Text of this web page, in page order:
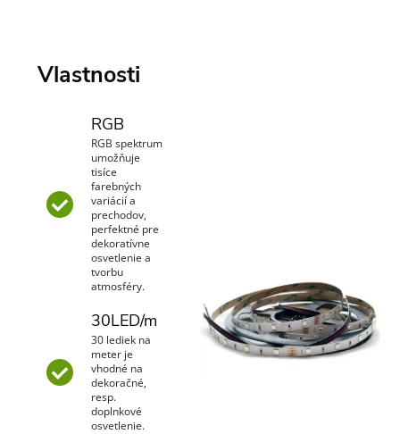
Vlastnosti
RGB
RGB spektrum
umožňuje
tisíce
farebných
variácií a
prechodov,
perfektné pre
dekoratívne
osvetlenie a
tvorbu
atmosféry.
30LED/m
30 lediek na
meter je
vhodné na
dekoračné,
resp.
doplnkové
osvetlenie.